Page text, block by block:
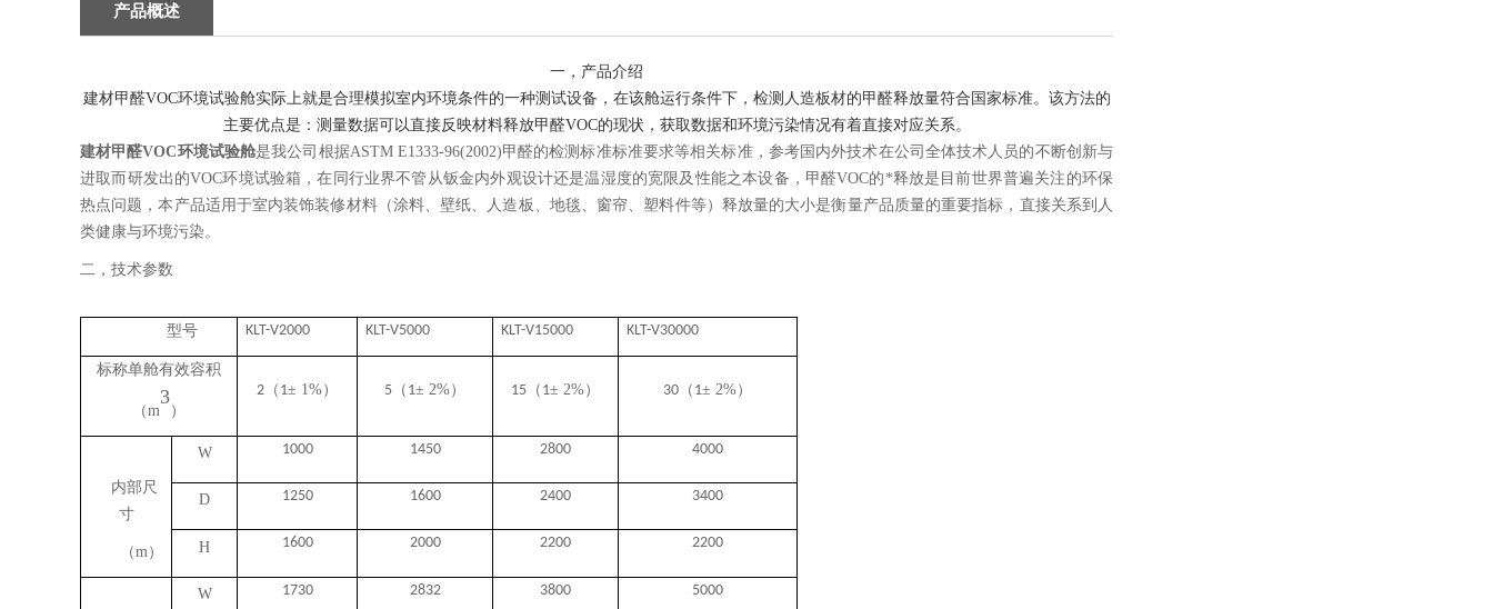
产品概述
一，产品介绍
建材甲醛VOC环境试验舱实际上就是合理模拟室内环境条件的一种测试设备，在该舱运行条件下，检测人造板材的甲醛释放量符合国家标准。该方法的
主要优点是：测量数据可以直接反映材料释放甲醛VOC的现状，获取数据和环境污染情况有着直接对应关系。
建材甲醛VOC环境试验舱是我公司根据ASTM E1333-96(2002)甲醛的检测标准标准要求等相关标准，参考国内外技术在公司全体技术人员的不断创新与
进取而研发出的VOC环境试验箱，在同行业界不管从钣金内外观设计还是温湿度的宽限及性能之本设备，甲醛VOC的*释放是目前世界普遍关注的环保
热点问题，本产品适用于室内装饰装修材料（涂料、壁纸、人造板、地毯、窗帘、塑料件等）释放量的大小是衡量产品质量的重要指标，直接关系到人
类健康与环境污染。
二，技术参数
型号 KLT-V2000 KLT-V5000 KLT-V15000 KLT-V30000
标称单舱有效容积
（m
3
）
2 （ 1± 1%） 5 （ 1± 2%） 15 （ 1± 2%） 30 （ 1± 2%）
内部尺
寸
（m）
W 1000 1450 2800 4000
D 1250 1600 2400 3400
H 1600 2000 2200 2200
W 1730 2832 3800 5000